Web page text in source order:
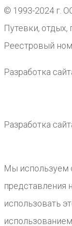
© 1993-2024 г.
Путевки, отдых,
Реестровый
Разработка
Разработка
Мы используем
представления
использовать